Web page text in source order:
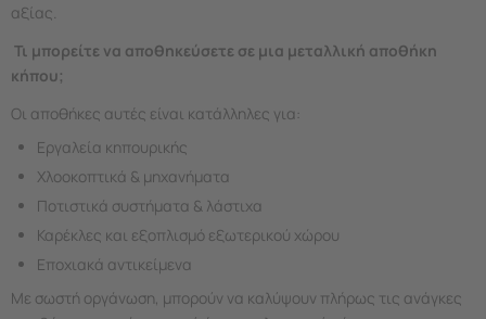
αξίας.
Τι μπορείτε να αποθηκεύσετε σε μια μεταλλική αποθήκη
κήπου;
Οι αποθήκες αυτές είναι κατάλληλες για:
Εργαλεία κηπουρικής
Χλοοκοπτικά & μηχανήματα
Ποτιστικά συστήματα & λάστιχα
Καρέκλες και εξοπλισμό εξωτερικού χώρου
Εποχιακά αντικείμενα
Με σωστή οργάνωση, μπορούν να καλύψουν πλήρως τις ανάγκες